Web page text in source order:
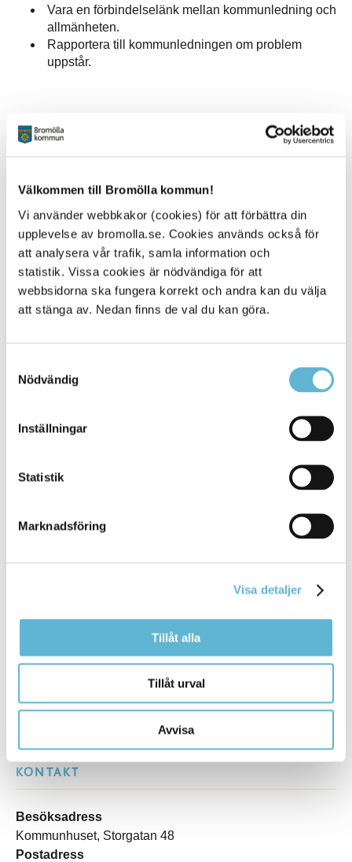
Välkommen till Bromölla kommun!
Vi använder webbkakor (cookies) för att förbättra din
upplevelse av bromolla.se. Cookies används också för
att analysera vår trafik, samla information och
statistik. Vissa cookies är nödvändiga för att
webbsidorna ska fungera korrekt och andra kan du välja
att stänga av. Nedan finns de val du kan göra.
Nödvändig
Inställningar
Statistik
Marknadsföring
Visa detaljer
Tillåt alla
Tillåt urval
Avvisa
Vara en förbindelselänk mellan kommunledning och
allmänheten.
Rapportera till kommunledningen om problem
uppstår.
Kontakt
Fågel Fenix väg 1
0456-82 20 00 vx
raddningstjansten@bromolla.se
Jourhavande räddningsledare
0709-17 10 50
Anders Haglund
Räddningschef
Anders Nordstedt
anders.nordstedt@bromolla.se
Brandinspektör/Insatsledare
0456-82 22 23
KONTAKT
Besöksadress
Kommunhuset, Storgatan 48
Postadress